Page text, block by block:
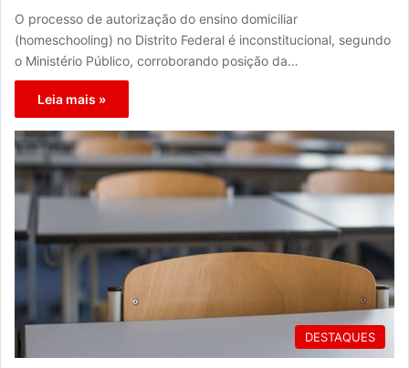
O processo de autorização do ensino domiciliar
(homeschooling) no Distrito Federal é inconstitucional, segundo
o Ministério Público, corroborando posição da…
Leia mais »
DESTAQUES